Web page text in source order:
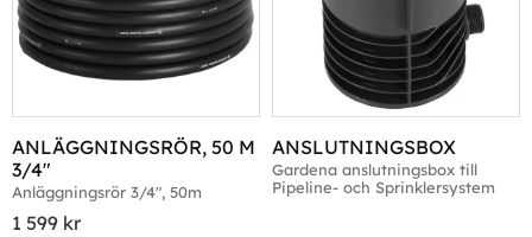
ANLÄGGNINGSRÖR, 50 M
3/4"
Anläggningsrör 3/4", 50m
1 599 kr
ANSLUTNINGSBOX
Gardena anslutningsbox till
Pipeline- och Sprinklersystem